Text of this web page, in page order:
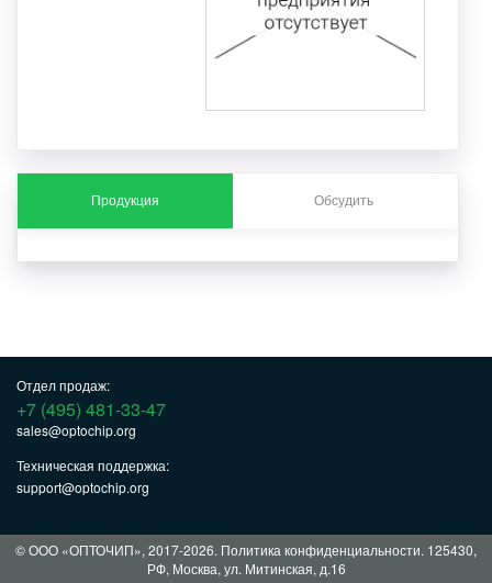
Продукция Обсудить
Отдел продаж:
+7 (495) 481-33-47
sales@optochip.org
Техническая поддержка:
support@optochip.org
© ООО «ОПТОЧИП», 2017-2026. Политика конфиденциальности. 125430,
РФ, Москва, ул. Митинская, д.16